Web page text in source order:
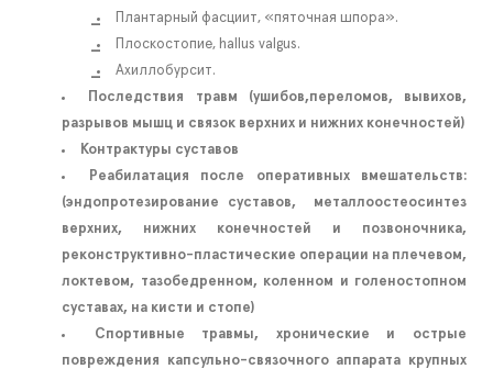
Плантарный фасциит, «пяточная шпора».
Плоскостопие, hallus valgus.
Ахиллобурсит.
Последствия травм (ушибов,переломов, вывихов,
разрывов мышц и связок верхних и нижних конечностей)
Контрактуры суставов
Реабилатация после оперативных вмешательств:
(эндопротезирование суставов, металлоостеосинтез
верхних, нижних конечностей и позвоночника,
реконструктивно-пластические операции на плечевом,
локтевом, тазобедренном, коленном и голеностопном
суставах, на кисти и стопе)
Спортивные травмы, хронические и острые
повреждения капсульно-связочного аппарата крупных